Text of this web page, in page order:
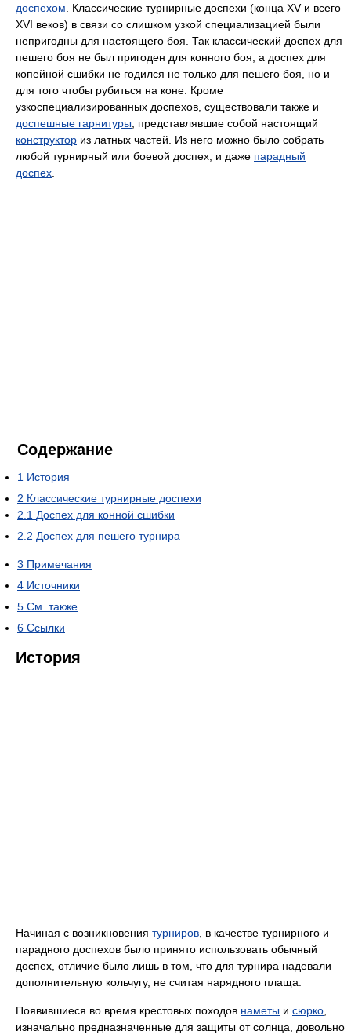
доспехом . Классические турнирные доспехи (конца XV и всего
XVI веков) в связи со слишком узкой специализацией были
непригодны для настоящего боя. Так классический доспех для
пешего боя не был пригоден для конного боя, а доспех для
копейной сшибки не годился не только для пешего боя, но и
для того чтобы рубиться на коне. Кроме
узкоспециализированных доспехов, существовали также и
доспешные гарнитуры , представлявшие собой настоящий
конструктор из латных частей. Из него можно было собрать
любой турнирный или боевой доспех, и даже парадный
доспех
Содержание
1 История
2 Классические турнирные доспехи
2.1 Доспех для конной сшибки
2.2 Доспех для пешего турнира
3 Примечания
4 Источники
5 См. также
6 Ссылки
История
Начиная с возникновения турниров , в качестве турнирного и
парадного доспехов было принято использовать обычный
доспех, отличие было лишь в том, что для турнира надевали
дополнительную кольчугу, не считая нарядного плаща.
Появившиеся во время крестовых походов наметы и сюрко
изначально предназначенные для защиты от солнца, довольно